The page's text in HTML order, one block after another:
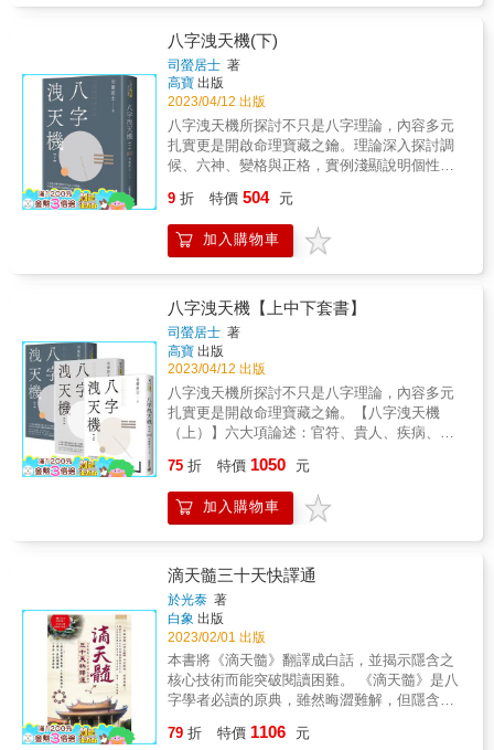
藏私的干貨心法，保證令您拍案叫絕！ 當你細
細咀嚼讀完本書，才能真正體會什麼叫物超所
值，這些『掏心掏肺』的學理及案例，早已超
越了2,000美元價值。現在，你只須要花一本書
的錢，即可全部擁有，我只想誠心誠意推廌給
您，不買這本書，您可能會後悔莫及，因
為......我百分之百相信我自己，我百分之百相
信我的產品，我百分之百相信我的學術，能夠
幫助那些曾經學了十幾二十年，對八字仍存在
一知半解，以及感到恐懼想放棄的朋友，當你
了解一套學術背後的原理與規律，箇中的智慧
才能真正生發為你所用。
自己；而大運、流年就等於是山路崎嶇不平或
平坦大道。以車禍為例：傷在天干喜用，或輾
轉相剋，即是傷在皮膚表面，比較明顯之外
傷。傷在地支喜用，或輾轉相剋，即是傷於筋
骨或臟腑等比較看不見之內傷。財富也是一
樣，八字有財為喜用，透出天干，代表為人較
好面子、海派，即有錢恨不得天下人皆知道，
喜歡炫耀。若藏在地支，則有錢不欲人知，處
世或投資均屬低調，其財富莫測高深。流年及
我，此為人生百態，代入六神，即官、煞、正
偏印、比劫、食傷、財星等自可洞悉天機。
八字洩天機(下)
司螢居士 著
高寶 出版
2023/04/12 出版
八字洩天機所探討不只是八字理論，內容多元
扎實更是開啟命理寶藏之鑰。理論深入探討調
候、六神、變格與正格，實例淺顯說明個性心
剋、意外之災……多達數十種論斷獨創心法大
公開。「六神」乃八字論命最重要的部分，或
稱為「天星」。傳統八字書艱澀隱晦，導致入
著手，也就是代入「六神」，則命中率甚高，
再加上流年、流月、流日逼近法及調候論斷，
若能於現實人生百態中活用，則天機在握。
9 折 特價 504 元
加入購物車
八字洩天機【上中下套書】
司螢居士 著
高寶 出版
2023/04/12 出版
八字洩天機所探討不只是八字理論，內容多元
扎實更是開啟命理寶藏之鑰。【八字洩天機
（上）】六大項論述：官符、貴人、疾病、桃
說，並以詳細事發時間舉證一切，合乎科學統
計原理，引導讀者進入命理更高深之領域。天
干為外表光亮的一面、顯露的、公開性的；地
神或忌神，它就是代表命主自己；而大運、流
年就等於是山路崎嶇不平或平坦大道。以車禍
為例：傷在天干喜用，或輾轉相剋，即是傷在
皮膚表面，比較明顯之外傷。傷在地支喜用，
或輾轉相剋，即是傷於筋骨或臟腑等比較看不
見之內傷。財富也是一樣，八字有財為喜用，
透出天干，代表為人較好面子、海派，即有錢
恨不得天下人皆知道，喜歡炫耀。若藏在地
支，則有錢不欲人知，處世或投資均屬低調，
75 折 特價 1050 元
加入購物車
滴天髓三十天快譯通
於光泰 著
白象 出版
2023/02/01 出版
本書將《滴天髓》翻譯成白話，並揭示隱含之
核心技術而能突破閱讀困難。 《滴天髓》是八
字學者必讀的原典，雖然晦澀難解，但隱含甚
旁徵博引說理來源，使學者能輕鬆閱讀，絕對
79 折 特價 1106 元